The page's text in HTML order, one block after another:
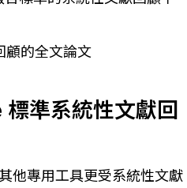
顧的全文論文
準系統性文獻回
他專用工具更受系統性文獻